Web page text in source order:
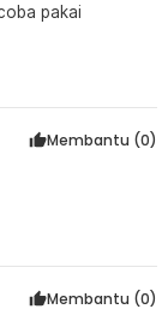
pakai
Membantu (0)
Membantu (0)